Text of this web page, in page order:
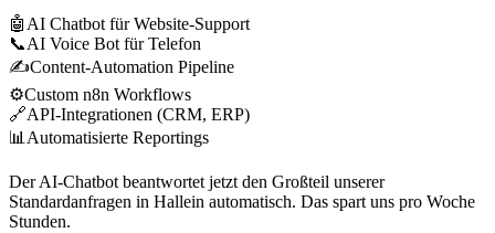
🤖 AI Chatbot für Website-Support
📞AI Voice Bot für Telefon
✍️Content-Automation Pipeline
⚙️Custom n8n Workflows
🔗API-Integrationen (CRM, ERP)
📊 Automatisierte Reportings
Der AI-Chatbot beantwortet jetzt den Großteil unserer
Standardanfragen in Hallein automatisch. Das spart uns pro Woche
Stunden.